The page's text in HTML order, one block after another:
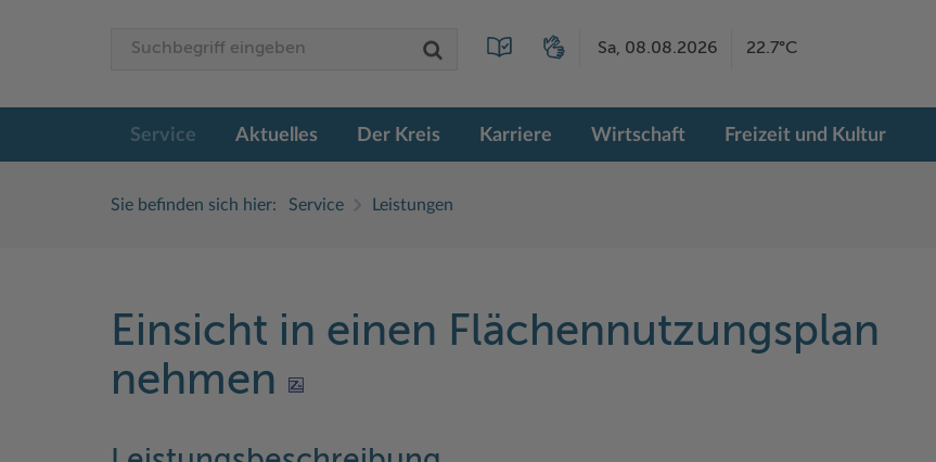
Sa, 08.08.2026 22.7°C
Service Aktuelles Der Kreis Karriere Wirtschaft Freizeit und Kultur
Sie befinden sich hier: Service Leistungen
Einsicht in einen Flächennutzungsplan
nehmen